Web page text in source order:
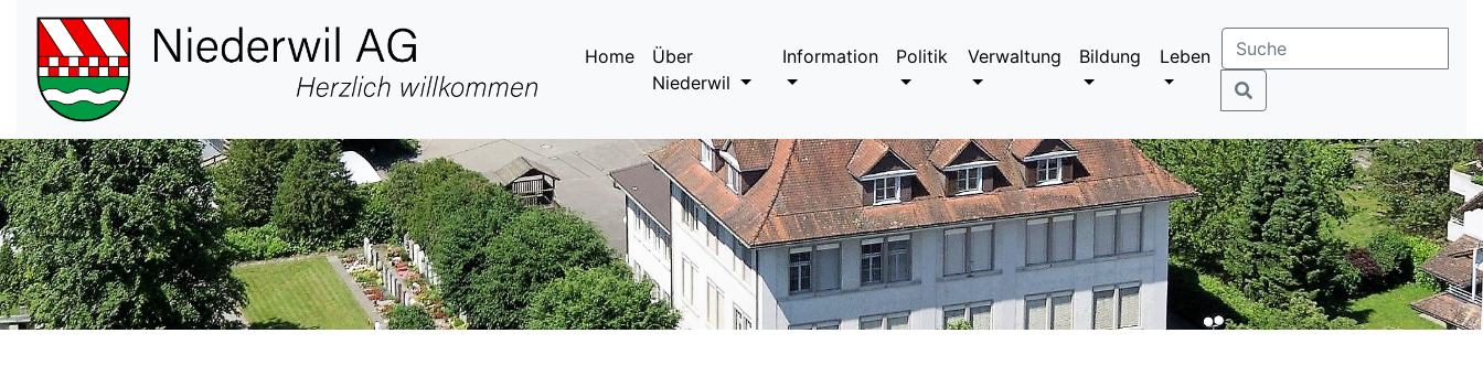
Hauptnavigation
Home
Über
Niederwil
Information Politik Verwaltung Bildung Leben